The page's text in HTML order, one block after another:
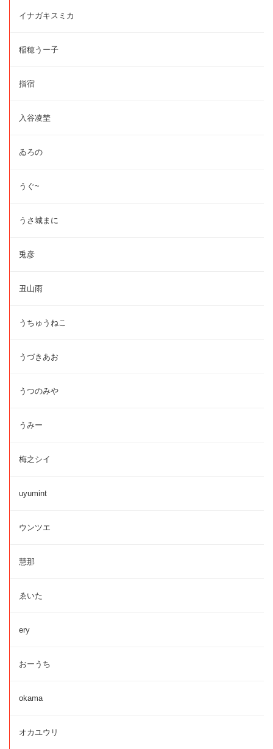
イナガキスミカ
稲穂うー子
指宿
入谷凌埜
ゐろの
うぐ~
うさ城まに
兎彦
丑山雨
うちゅうねこ
うづきあお
うつのみや
うみー
梅之シイ
uyumint
ウンツエ
慧那
ゑいた
ery
おーうち
okama
オカユウリ